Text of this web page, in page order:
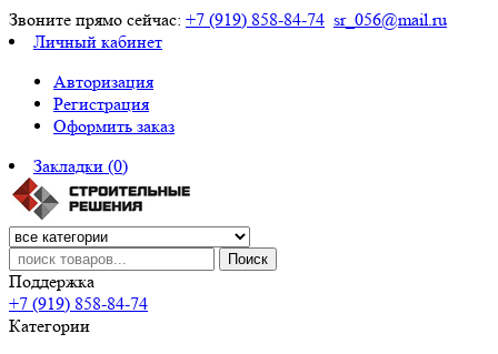
Звоните прямо сейчас: +7 (919) 858-84-74 sr_056@mail.ru
Личный кабинет
Авторизация
Регистрация
Оформить заказ
Закладки (0)
Поиск
Поддержка
+7 (919) 858-84-74
Категории